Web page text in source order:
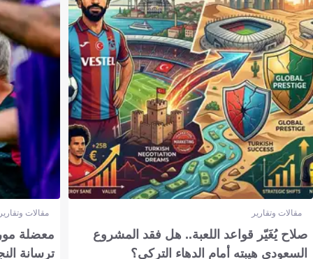
مقالات وتقارير
صلاح يُغَيّر قواعد اللعبة.. هل فقد المشروع
السعودي هيبته أمام الدهاء التركي؟
مقالات
معضلة
ترسانة